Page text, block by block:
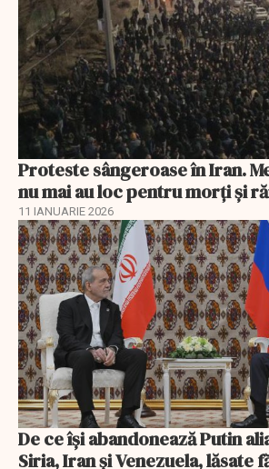
Proteste sângeroase în Iran.
nu mai au loc pentru morți și
11 IANUARIE 2026
De ce își abandonează Putin
Siria, Iran și Venezuela, lăsate